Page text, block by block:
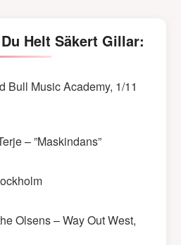
Helt Säkert Gillar:
Bull Music Academy, 1/11
– ”Maskindans”
Olsens – Way Out West,